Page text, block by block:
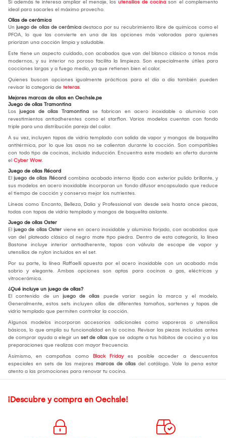
Si además te interesa ampliar el menaje, los utensilios de cocina son el complemento
ideal para sacarles el máximo provecho.
Ollas de cerámica
Un juego de ollas de cerámica destaca por su recubrimiento libre de químicos como el
PFOA, lo que las convierte en una de las opciones más valoradas para quienes
priorizan una cocción limpia y saludable.
Este tiene un aspecto cuidado, con acabados que van del blanco clásico a tonos más
modernos, y su interior no poroso facilita la limpieza. Son especialmente útiles para
cocciones largas y a fuego medio, ya que retienen bien el calor.
Quienes buscan opciones igualmente prácticas para el día a día también pueden
revisar la categoría de teteras.
Mejores marcas de ollas en Oechsle.pe
Juego de ollas Tramontina
Los juegos de ollas Tramontina se fabrican en acero inoxidable o aluminio con
revestimientos antiadherentes como el starflon. Varios modelos cuentan con fondo
triple para una distribución pareja del calor.
A su vez, incluyen tapas de vidrio templado con salida de vapor y mangos de baquelita
antitérmica, por lo que las asas no se calientan durante la cocción. Son compatibles
con todo tipo de cocinas, incluida inducción. Encuentra este modelo en oferta durante
el Cyber Wow.
Juego de ollas Récord
El juego de ollas Récord combina acabado interno lijado con exterior pulido brillante, y
sus modelos en acero inoxidable incorporan un fondo difusor encapsulado que reduce
el tiempo de cocción y conserva mejor los nutrientes.
Líneas como Encanto, Belleza, Dalia y Professional van desde seis hasta once piezas,
todas con tapas de vidrio templado y mangos de baquelita aislante.
Juego de ollas Oster
El juego de ollas Oster viene en acero inoxidable y aluminio forjado, con acabados que
van del plateado clásico al negro mate tipo piedra. Dentro de esta categoría, la línea
Bastone incluye interior antiadherente, tapas con válvula de escape de vapor y
utensilios de nylon incluidos en el set.
Por su parte, la línea Raffaelli apuesta por el acero inoxidable con un acabado más
sobrio y elegante. Ambas opciones son aptas para cocinas a gas, eléctricas y
vitrocerámica.
¿Qué incluye un juego de ollas?
El contenido de un juego de ollas puede variar según la marca y el modelo.
Generalmente, estos sets incluyen ollas de diferentes tamaños, sartenes y tapas de
vidrio templado que permiten controlar la cocción.
Algunos modelos incorporan accesorios adicionales como vaporeras o utensilios
básicos, lo que amplía su funcionalidad en la cocina. Revisar las piezas incluidas antes
de comprar ayuda a elegir un set de ollas que se adapte a tus hábitos de cocina y a las
preparaciones que realizas con mayor frecuencia.
Asimismo, en campañas como Black Fridayes posible acceder a descuentos
especiales en sets de las mejores marcas de ollas del catálogo. Vale la pena estar
atento a las promociones para renovar tu cocina.
¡Descubre y compra en Oechsle!